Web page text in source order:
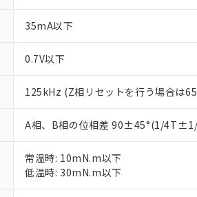
35mA以下
0.7V以下
125kHz (Z相リセットを行う場合は
A相、B相の位相差 90±45°(1/
常温時: 10mN.m以下
低温時: 30mN.m以下
ご利用条件
以下の条件をお読みいただき、
対応済み：EU RoHS指令（10
対応予定：EU RoHS指令（10物
対応予定なし：EU RoHS指令（
調査・確認中：EU RoHS指令（
非該当品：ライセンス料など無形
仕入先様の事情により、非含有部
があります。
※1 中国RoHS○×表